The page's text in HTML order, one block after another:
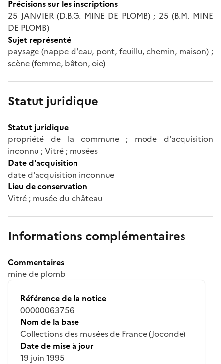
Précisions sur les inscriptions
25 JANVIER (D.B.G. MINE DE PLOMB) ; 25 (B.M. MINE
DE PLOMB)
Sujet représenté
paysage (nappe d'eau, pont, feuillu, chemin, maison) ;
scène (femme, bâton, oie)
Statut juridique
Statut juridique
propriété de la commune ; mode d'acquisition
inconnu ; Vitré ; musées
Date d'acquisition
date d'acquisition inconnue
Lieu de conservation
Vitré ; musée du château
Informations complémentaires
Commentaires
mine de plomb
Référence de la notice
00000063756
Nom de la base
Collections des musées de France (Joconde)
Date de mise à jour
19 juin 1995